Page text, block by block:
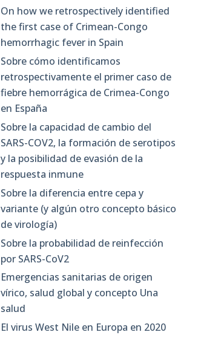
On how we retrospectively identified
the first case of Crimean-Congo
hemorrhagic fever in Spain
Sobre cómo identificamos
retrospectivamente el primer caso de
fiebre hemorrágica de Crimea-Congo
en España
Sobre la capacidad de cambio del
SARS-COV2, la formación de serotipos
y la posibilidad de evasión de la
respuesta inmune
Sobre la diferencia entre cepa y
variante (y algún otro concepto básico
de virología)
Sobre la probabilidad de reinfección
por SARS-CoV2
Emergencias sanitarias de origen
vírico, salud global y concepto Una
salud
El virus West Nile en Europa en 2020